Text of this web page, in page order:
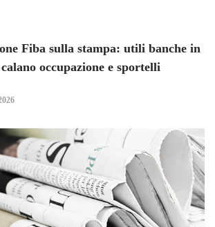
Fiba sulla stampa: utili banche in
occupazione e sportelli